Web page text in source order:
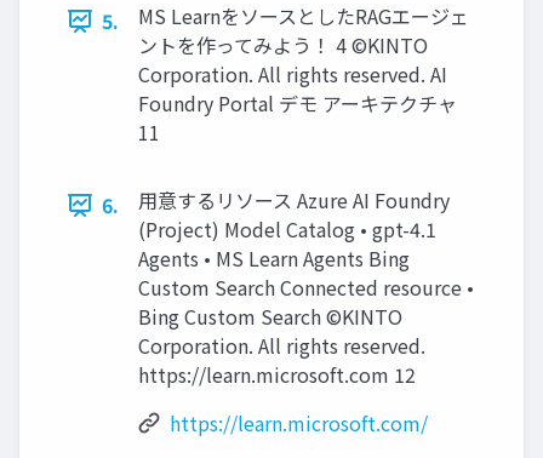
5.
MS LearnをソースとしたRAGエージェ
ントを作ってみよう！ 4 ©KINTO
Corporation. All rights reserved. AI
Foundry Portal デモ アーキテクチャ
11
6.
用意するリソース Azure AI Foundry
(Project) Model Catalog • gpt-4.1
Agents • MS Learn Agents Bing
Custom Search Connected resource •
Bing Custom Search ©KINTO
Corporation. All rights reserved.
https://learn.microsoft.com 12
https://learn.microsoft.com/